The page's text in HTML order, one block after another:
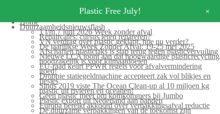
Home
Duurzaamheidsnieuwsflash
1 t/m 7 juni 2026 Week zonder afval
Repaircafés: cursus leren repareren?
VN verdrag over plastic geklapt, hoe nu verder?
De jaarlijkse Week Zonder Afval: 19-25 mei 2025
Afschaffen plastictaks is stap terug tegen plasticvervuiling
Nieuwe LCA toont aan dat hoogwaardige plasticrecycling
noodzakelijk is voor klimaatdoelen
EU-raad keurt PPWR regels voor afvalvermindering
goed!
Droppie statiegeldmachine accepteert zak vol blikjes en
flesjes
Sinds 2019 viste The Ocean Clean-up al 10 miljoen kg
plastic uit rivieren en oceanen!
Geen plastic meer om komkommers bij Jumbo
Plastic export uit Nederland aan banden
Europa bereikt akkoord over verpakkingsafval reductie
De duurzame verpakkingen van de toekomst zijn
Plastic Free July! +